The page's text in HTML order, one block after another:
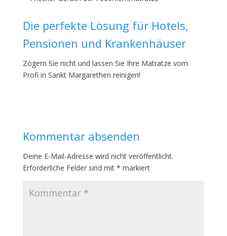
Die perfekte Lösung für Hotels,
Pensionen und Krankenhäuser
Zögern Sie nicht und lassen Sie Ihre Matratze vom
Profi in Sankt Margarethen reinigen!
Kommentar absenden
Deine E-Mail-Adresse wird nicht veröffentlicht.
Erforderliche Felder sind mit * markiert